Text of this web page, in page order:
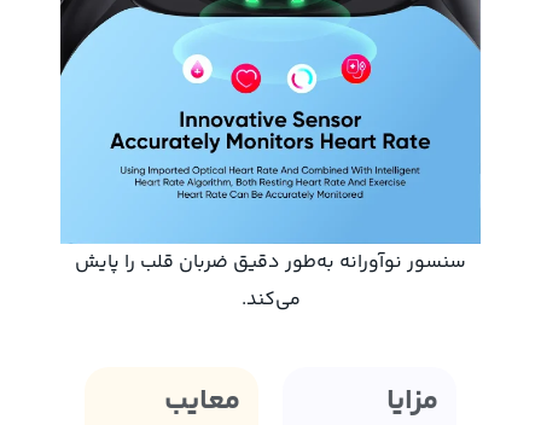
سنسور نوآورانه به‌طور دقیق ضربان قلب را پایش
می‌کند.
مزایا معایب